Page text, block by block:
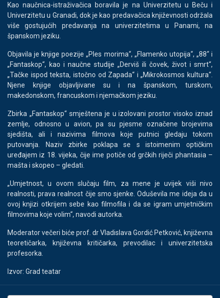
Kao naučnica-istraživačica boravila je na Univerzitetu u Beču i
Univerzitetu u Granadi, dok je kao predavačica književnosti održala
više gostujućih predavanja na univerzitetima u Panami, na
španskom jeziku.
Objavila je knjige poezije „Ples morima“, „Flamenko utopija“, „88“ i
„Fantaskop“, kao i naučne studije „Derviš ili čovek, život i smrt“,
„Tačke ispod teksta, istočno od Zapada“ i „Mikrokosmos kultura“.
Njene knjige objavljivane su i na španskom, turskom,
makedonskom, francuskom i njemačkom jeziku.
Zbirka „Fantaskop“ smještena je u izolovani prostor visoko iznad
zemlje, odnosno u avion, pa su pjesme označene brojevima
sjedišta, ali i nazivima filmova koje putnici gledaju tokom
putovanja. Naziv zbirke poklapa se s istoimenim optičkim
uređajem iz 18. vijeka, čije ime potiče od grčkih riječi phantasia –
mašta i skopeo – gledati.
„Umjetnost, u ovom slučaju film, za mene je uvijek viši nivo
realnosti, prava realnost čije smo sjenke. Oduševila me ideja da u
ovoj knjizi otkrijem sebe kao filmofila i da se igram umjetničkim
filmovima koje volim“, navodi autorka.
Moderator večeri biće prof. dr Vladislava Gordić Petković, književna
teoretičarka, književna kritičarka, prevodilac i univerzitetska
profesorka.
Izvor: Grad teatar